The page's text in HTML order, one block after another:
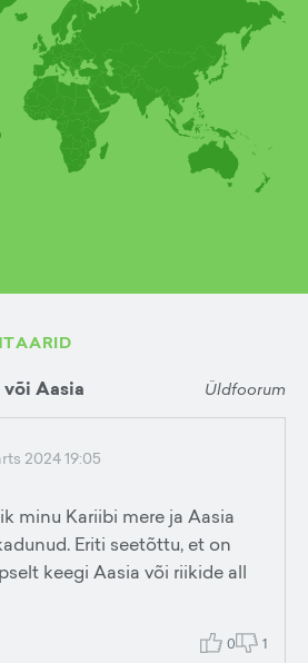
Aasia Üldfoorum
2024 19:05
minu Kariibi mere ja Aasia
Eriti seetõttu, et on
keegi Aasia või riikide all
0 1